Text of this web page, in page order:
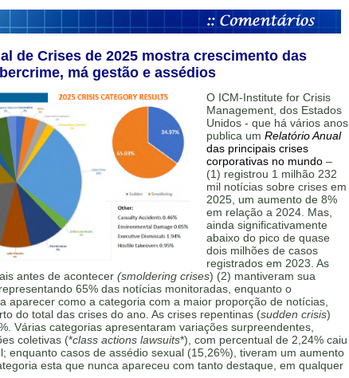
de Crises de 2025 mostra crescimento das
má gestão e assédios
O ICM-Institute for Crisis
Management, dos Estados
Unidos - que há vários anos
publica um Relatório Anual
das principais crises
corporativas no mundo –
(1) registrou 1 milhão 232
mil notícias sobre crises em
2025, um aumento de 8%
em relação a 2024. Mas,
ainda significativamente
abaixo do pico de quase
dois milhões de casos
registrados em 2023. As
antes de acontecer (smoldering crises) (2) mantiveram sua
65% das notícias monitoradas, enquanto o
aparecer como a categoria com a maior proporção de notícias,
do total das crises do ano. As crises repentinas (sudden crisis)
Várias categorias apresentaram variações surpreendentes,
coletivas (*class actions lawsuits*), com percentual de 2,24% caiu
enquanto casos de assédio sexual (15,26%), tiveram um aumento
esta que nunca apareceu com tanto destaque, em qualquer